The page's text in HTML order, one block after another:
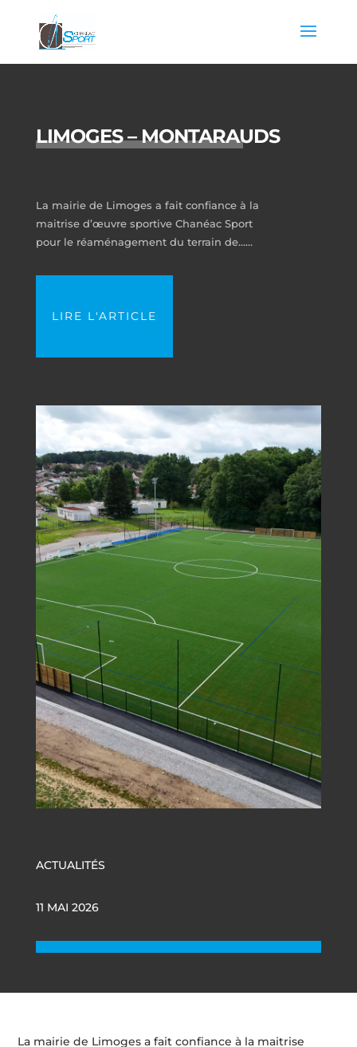
LIMOGES – MONTARAUDS
La mairie de Limoges a fait confiance à la
maitrise d’œuvre sportive Chanéac Sport
pour le réaménagement du terrain de…...
LIRE L'ARTICLE
ACTUALITÉS
11 MAI 2026
La mairie de Limoges a fait confiance à la maitrise